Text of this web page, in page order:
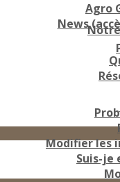
Agro
News
Modifier les
Suis-je